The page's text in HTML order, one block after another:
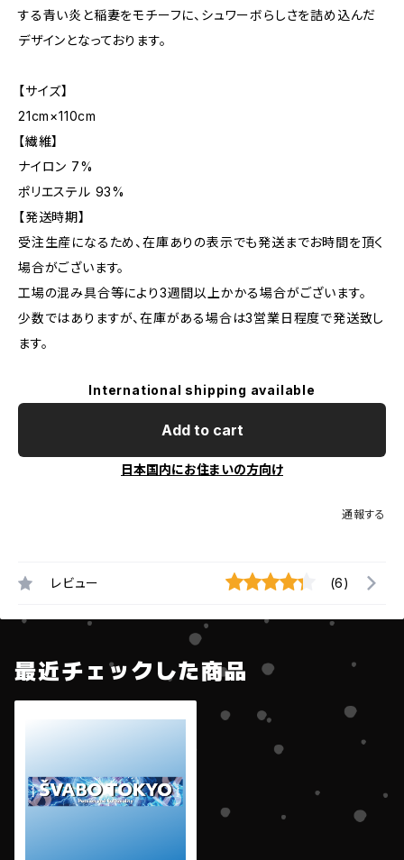
する青い炎と稲妻をモチーフに、シュワーボらしさを詰め込んだ
デザインとなっております。
【サイズ】
21cm×110cm
【繊維】
ナイロン 7%
ポリエステル 93%
【発送時期】
受注生産になるため、在庫ありの表示でも発送までお時間を頂く
場合がございます。
工場の混み具合等により3週間以上かかる場合がございます。
少数ではありますが、在庫がある場合は3営業日程度で発送致し
ます。
International shipping available
Add to cart
日本国内にお住まいの方向け
通報する
レビュー (6)
最近チェックした商品